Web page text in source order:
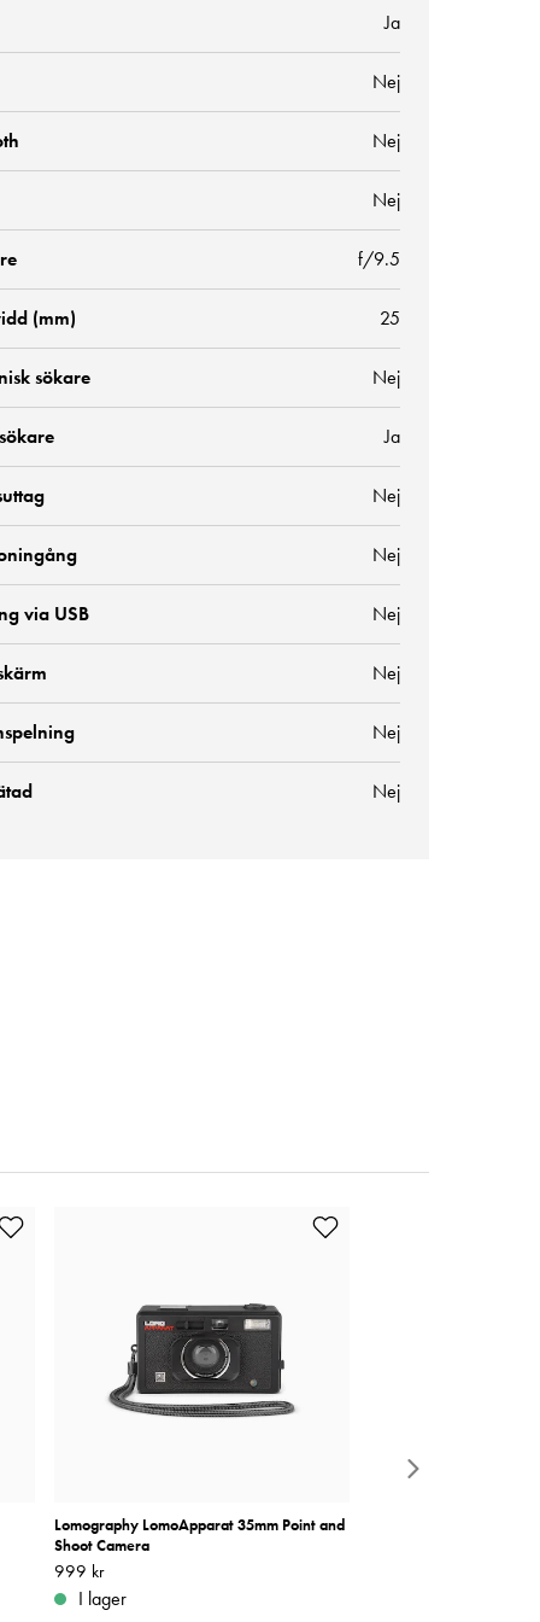
Ja
Nej
Nej
Nej
f/9.5
(mm) 25
sökare Nej
Ja
Nej
Nej
via USB Nej
Nej
Nej
Nej
Lomography LomoApparat 35mm Point and
Shoot Camera
Pris: 999 kr
999 kr
I lager